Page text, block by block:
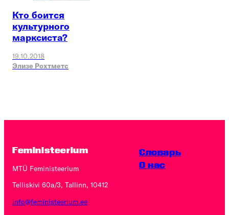
Кто боится
культурного
марксиста?
19.10.2018
Элизе Рохтметс
Feministeerium
MTÜ Feministeerium
Telliskivi 60a/3, Tallinn, 10412
info@feministeerium.ee
Словарь
O нас